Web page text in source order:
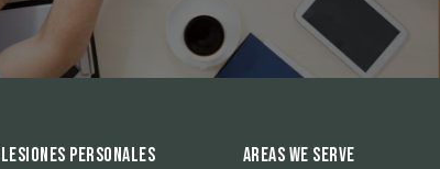
Lesiones Personales Areas We Serve